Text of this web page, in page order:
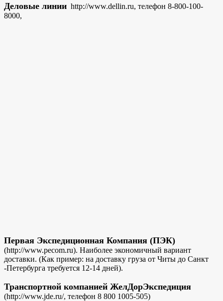
Деловые линии http://www.dellin.ru, телефон 8-800-100-
8000,
Первая Экспедиционная Компания (ПЭК)
(http://www.pecom.ru). Наиболее экономичный вариант
доставки. (Как пример: на доставку груза от Читы до Санкт
-Петербурга требуется 12-14 дней).
Транспортной компанией ЖелДорЭкспедиция
(http://www.jde.ru/, телефон 8 800 1005-505)